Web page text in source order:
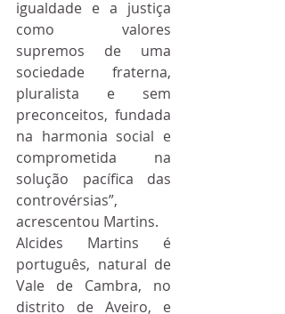
igualdade e a justiça
como valores
supremos de uma
sociedade fraterna,
pluralista e sem
preconceitos, fundada
na harmonia social e
comprometida na
solução pacífica das
controvérsias”,
acrescentou Martins.
Alcides Martins é
português, natural de
Vale de Cambra, no
distrito de Aveiro, e